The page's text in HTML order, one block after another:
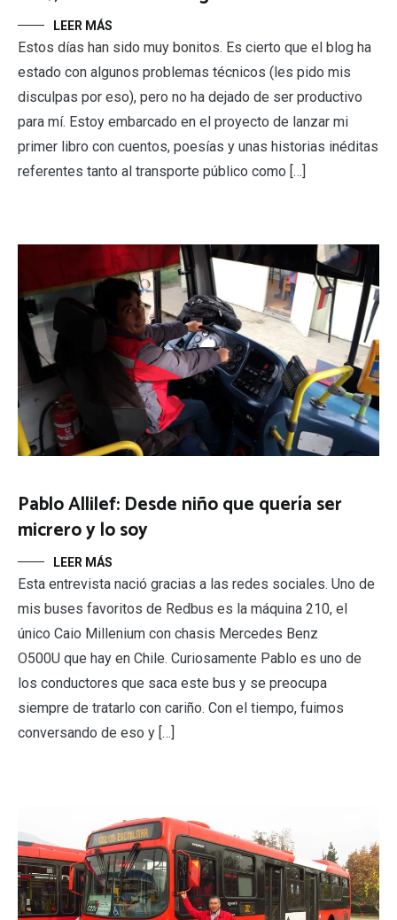
LEER MÁS
Estos días han sido muy bonitos. Es cierto que el blog ha
estado con algunos problemas técnicos (les pido mis
disculpas por eso), pero no ha dejado de ser productivo
para mí. Estoy embarcado en el proyecto de lanzar mi
primer libro con cuentos, poesías y unas historias inéditas
referentes tanto al transporte público como […]
Pablo Allilef: Desde niño que quería ser
micrero y lo soy
LEER MÁS
Esta entrevista nació gracias a las redes sociales. Uno de
mis buses favoritos de Redbus es la máquina 210, el
único Caio Millenium con chasis Mercedes Benz
O500U que hay en Chile. Curiosamente Pablo es uno de
los conductores que saca este bus y se preocupa
siempre de tratarlo con cariño. Con el tiempo, fuimos
conversando de eso y […]